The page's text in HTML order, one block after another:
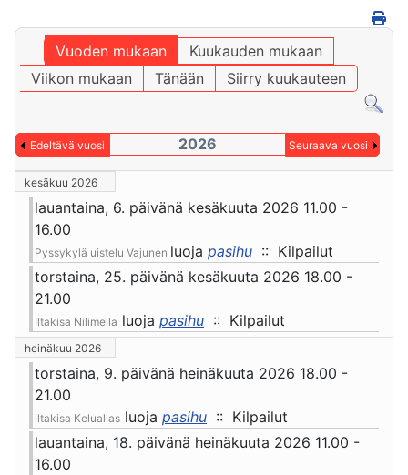
Vuoden mukaan
Kuukauden mukaan
Viikon mukaan
Tänään Siirry kuukauteen
Edeltävä vuosi 2026 Seuraava vuosi
kesäkuu 2026
lauantaina, 6. päivänä kesäkuuta 2026 11.00 -
16.00
Pyssykylä uistelu Vajunen luoja pasihu :: Kilpailut
torstaina, 25. päivänä kesäkuuta 2026 18.00 -
21.00
Iltakisa Nilimella luoja pasihu :: Kilpailut
heinäkuu 2026
torstaina, 9. päivänä heinäkuuta 2026 18.00 -
21.00
iltakisa Keluallas luoja pasihu :: Kilpailut
lauantaina, 18. päivänä heinäkuuta 2026 11.00 -
16.00